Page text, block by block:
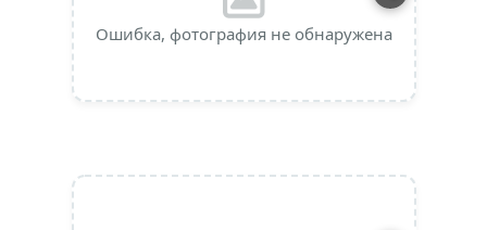
Ошибка, фотография не обнаружена